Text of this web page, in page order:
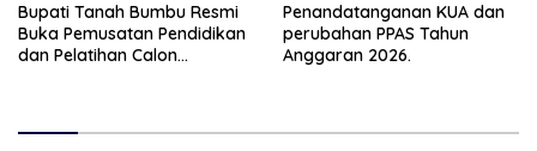
Bupati Tanah Bumbu Resmi
Buka Pemusatan Pendidikan
dan Pelatihan Calon
Penandatanganan KUA dan
perubahan PPAS Tahun
Anggaran 2026.